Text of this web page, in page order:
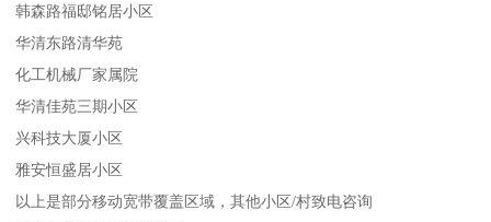
韩森路福邸铭居小区
华清东路清华苑
化工机械厂家属院
华清佳苑三期小区
兴科技大厦小区
雅安恒盛居小区
以上是部分移动宽带覆盖区域，其他小区/村致电咨询